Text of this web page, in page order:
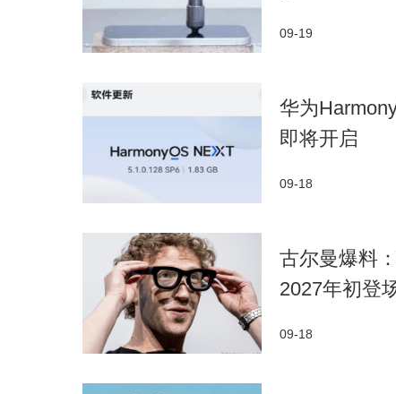
09-19
华为
即将开启
09-18
古尔曼爆料
2027年初登
09-18